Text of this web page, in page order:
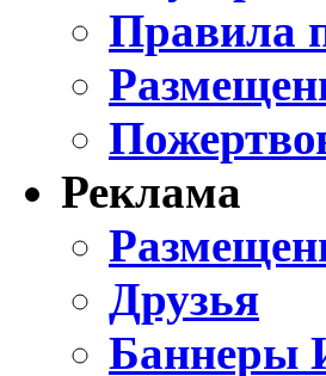
Правила
Реклама
Друзья
Баннеры